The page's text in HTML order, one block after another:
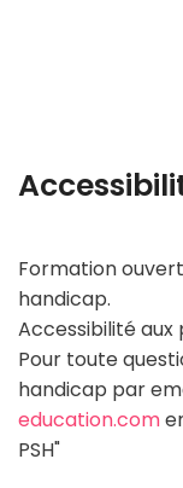
La
Elle est
préparation
Formation
handicap.
Accessibilité aux
Pour toute
handicap par
education.com
PSH"